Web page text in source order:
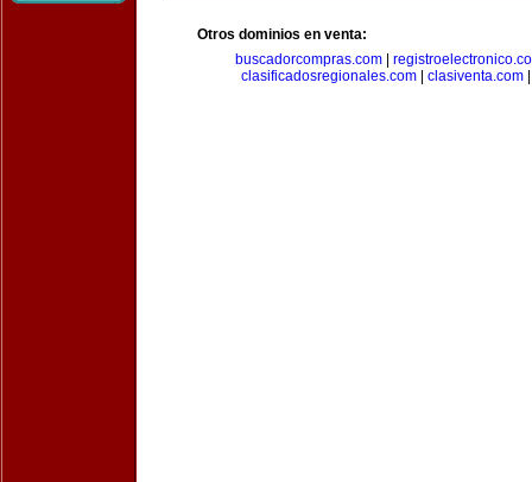
Otros dominios en venta:
buscadorcompras.com
clasificadosregionales.com| clasiventa.com